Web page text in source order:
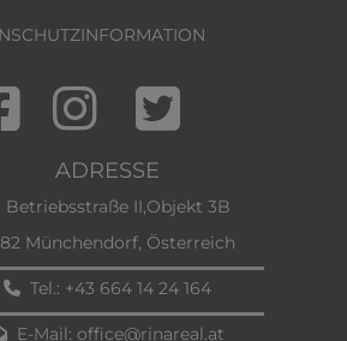
ADRESSE
Betriebsstraße II,Objekt 3B
Münchendorf, Österreich
Tel.: +43 664 14 24 164
E-Mail: office@rinareal.at